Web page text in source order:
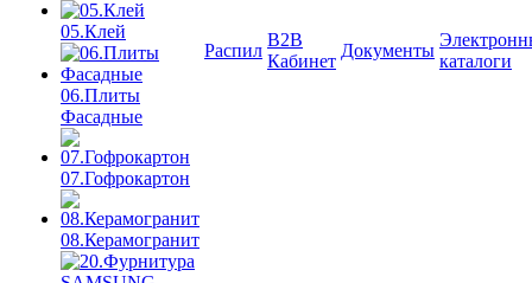
05.Клей
06.Плиты
Фасадные
07.Гофрокартон
08.Керамогранит
Распил
B2B
Кабинет
Документы
каталоги